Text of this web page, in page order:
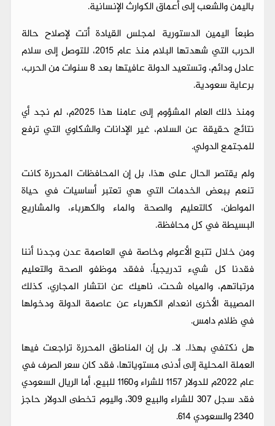
باليمن والشعب إلى أعماق الكوارث الإنسانية.
طبعاً اليمين الدستورية لمجلس القيادة أتت لإصلاح حالة
الحرب التي شهدتها البلام منذ عام 2015، للتوصل إلى سلام
عادل ودائم، وتستعيد الدولة عافيتها بعد 8 سنوات من الحرب،
برعاية سعودية.
ومنذ ذلك العام المشؤوم إلى عامنا هذا 2025م، لم نجد أي
نتائج حقيقة عن السلام، غير الإدانات والشكاوي التي ترفع
للمجتمع الدولي.
ولم يقتصر الحال على هذا، بل إن المحافظات المحررة كانت
تنعم ببعض الخدمات التي هي تعتبر أساسيات في حياة
المواطن، كالتعليم والصحة والماء والكهرباء، والمشاريع
البسيطة في كل محافظة.
ومن خلال تتبع الأعوام وخاصة في العاصمة عدن وجدنا أننا
فقدنا كل شيء تدريجياً، ففقد موظفو الصحة والتعليم
مرتباتهم، والمياه شحت، ناهيك عن انتشار المجاري، كذلك
المصيبة الأخرى انعدام الكهرباء عن عاصمة الدولة ودخولها
في ظلام دامس.
هل نكتفي بهذا.. لا.. بل إن المناطق المحررة تراجعت فيها
العملة المحلية إلى أدنى مستوياتها، فقد كان سعر الصرف في
عام 2022م للدولار 1157 للشراء و1160 للبيع، أما الريال السعودي
فقد سجل 307 للشراء والبيع 309، واليوم تخطى الدولار حاجز
2340 والسعودي 614.